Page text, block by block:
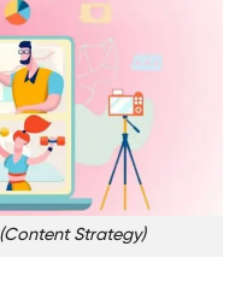
Strategy)